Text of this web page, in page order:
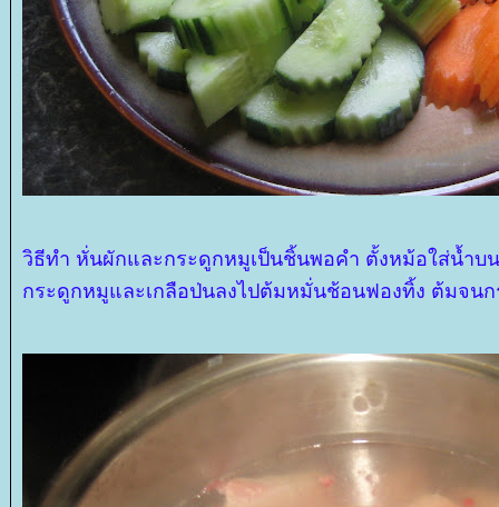
วิธีทำ หั่นผักและกระดูกหมูเป็นชิ้นพอคำ ตั้งหม้อใส่น้ำบน
กระดูกหมูและเกลือป่นลงไปต้มหมั่นช้อนฟองทิ้ง ต้มจน